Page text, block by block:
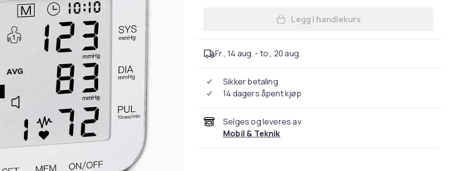
Legg Blodtrykksmåler for
Legg i handlekurv
Fr., 14 aug. - to., 20 aug.
Sikker betaling
14 dagers åpent kjøp
Selges og leveres av
Mobil & Teknik